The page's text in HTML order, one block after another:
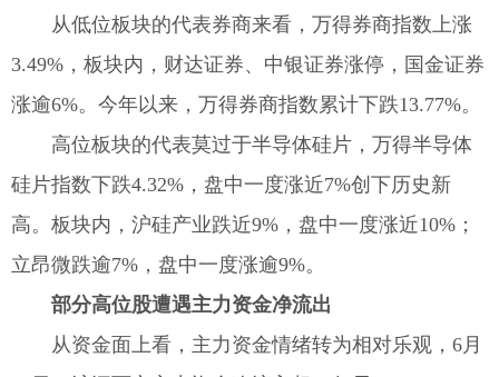
从低位板块的代表券商来看，万得券商指数上涨
3.49%，板块内，财达证券、中银证券涨停，国金证券
涨逾6%。今年以来，万得券商指数累计下跌13.77%。
高位板块的代表莫过于半导体硅片，万得半导体
硅片指数下跌4.32%，盘中一度涨近7%创下历史新
高。板块内，沪硅产业跌近9%，盘中一度涨近10%；
立昂微跌逾7%，盘中一度涨逾9%。
部分高位股遭遇主力资金净流出
从资金面上看，主力资金情绪转为相对乐观，6月